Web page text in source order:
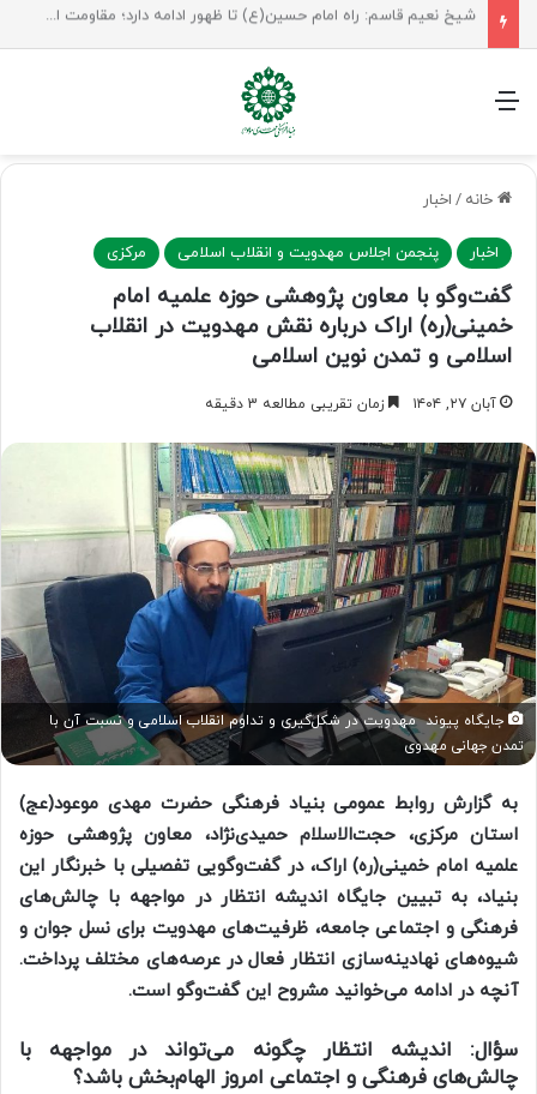
منو
خانه / اخبار
اخبار پنجمن اجلاس مهدویت و انقلاب اسلامی مرکزی
گفت‌وگو با معاون پژوهشی حوزه علمیه امام
خمینی(ره) اراک درباره نقش مهدویت در انقلاب
اسلامی و تمدن نوین اسلامی
آبان ۲۷, ۱۴۰۴ زمان تقریبی مطالعه 3 دقیقه
جایگاه پیوند مهدویت در شکل‌گیری و تداوم انقلاب اسلامی و نسبت آن با
تمدن جهانی مهدوی
به گزارش روابط عمومی بنیاد فرهنگی حضرت مهدی موعود(عج)
استان مرکزی، حجت‌الاسلام حمیدی‌نژاد، معاون پژوهشی حوزه
علمیه امام خمینی(ره) اراک، در گفت‌وگویی تفصیلی با خبرنگار این
بنیاد، به تبیین جایگاه اندیشه انتظار در مواجهه با چالش‌های
فرهنگی و اجتماعی جامعه، ظرفیت‌های مهدویت برای نسل جوان و
شیوه‌های نهادینه‌سازی انتظار فعال در عرصه‌های مختلف پرداخت.
آنچه در ادامه می‌خوانید مشروح این گفت‌وگو است.
سؤال: اندیشه انتظار چگونه می‌تواند در مواجهه با
چالش‌های فرهنگی و اجتماعی امروز الهام‌بخش باشد؟